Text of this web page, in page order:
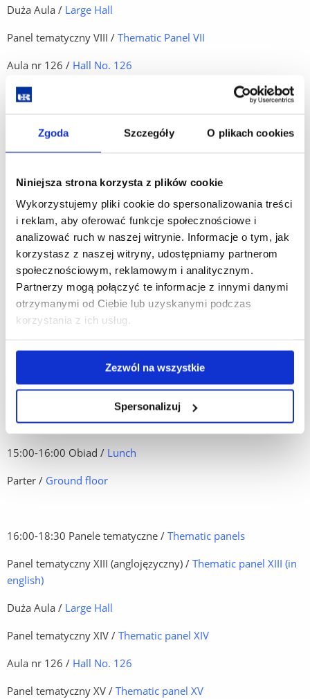
Zgoda Szczegóły O plikach cookies
Niniejsza strona korzysta z plików cookie
Wykorzystujemy pliki cookie do spersonalizowania treści
i reklam, aby oferować funkcje społecznościowe i
analizować ruch w naszej witrynie. Informacje o tym, jak
korzystasz z naszej witryny, udostępniamy partnerom
społecznościowym, reklamowym i analitycznym.
Partnerzy mogą połączyć te informacje z innymi danymi
otrzymanymi od Ciebie lub uzyskanymi podczas
korzystania z ich usług.
Zezwól na wszystkie
Spersonalizuj
Duża Aula / Large Hall
Panel tematyczny VIII / Thematic Panel VII
Aula nr 126 / Hall No. 126
Panel tematyczny IX /
12:00-12:30 Przerwa kawowa / Coffee break
12:30-15:00 Panele tematyczne /
Thematic Panels
Panel tematyczny X /Thematic Panel X
Duża Aula / Large Hall
Panel tematyczny XI /
Thematic Panel XI
Panel tematyczny XII /Thematic Panel XII
15:00-16:00 Obiad / Lunch
Parter / Ground floor
16:00-18:30 Panele tematyczne / Thematic panels
Panel tematyczny XIII (anglojęzyczny) / Thematic panel XIII (in
english)
Duża Aula / Large Hall
Panel tematyczny XIV / Thematic panel XIV
Aula nr 126 / Hall No. 126
Panel tematyczny XV / Thematic panel XV